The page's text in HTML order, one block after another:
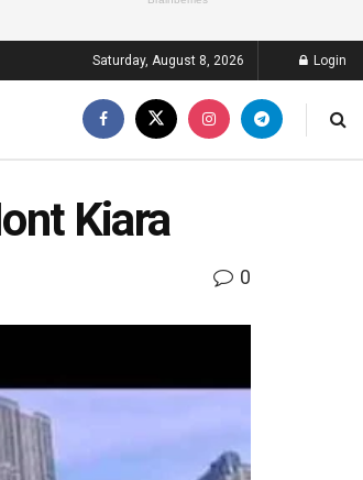
Saturday, August 8, 2026 Login
Kiara
0